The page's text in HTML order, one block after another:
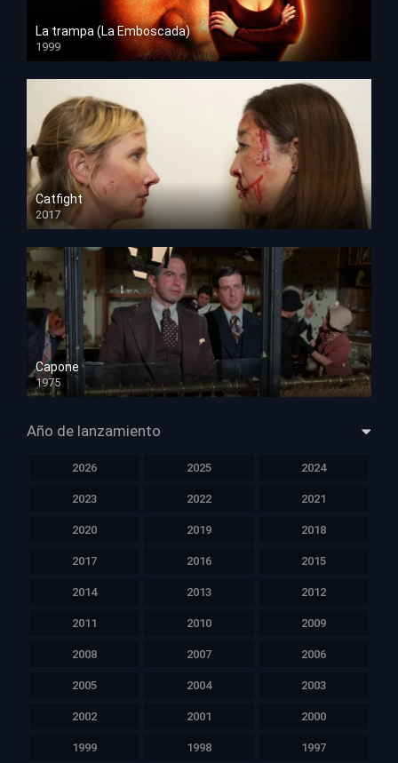
La trampa (La Emboscada)
1999
HD 1080p
Catfight
2017
HD 720p
Capone
1975
HD 1080p
Año de lanzamiento
2026 2025 2024
2023 2022 2021
2020 2019 2018
2017 2016 2015
2014 2013 2012
2011 2010 2009
2008 2007 2006
2005 2004 2003
2002 2001 2000
1999 1998 1997